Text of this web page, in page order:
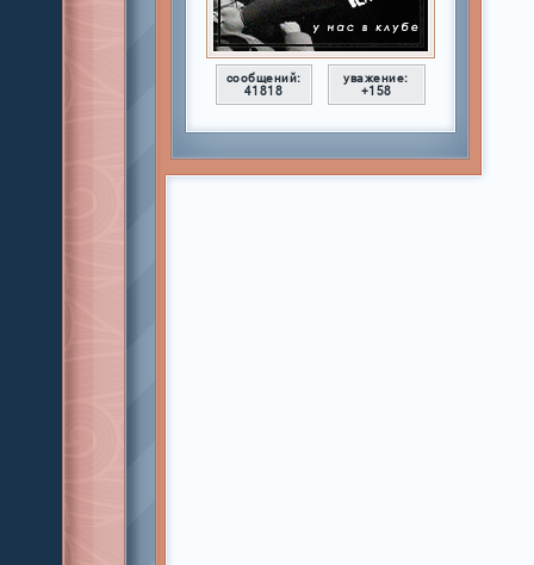
сообщений:
41818
уважение:
+158